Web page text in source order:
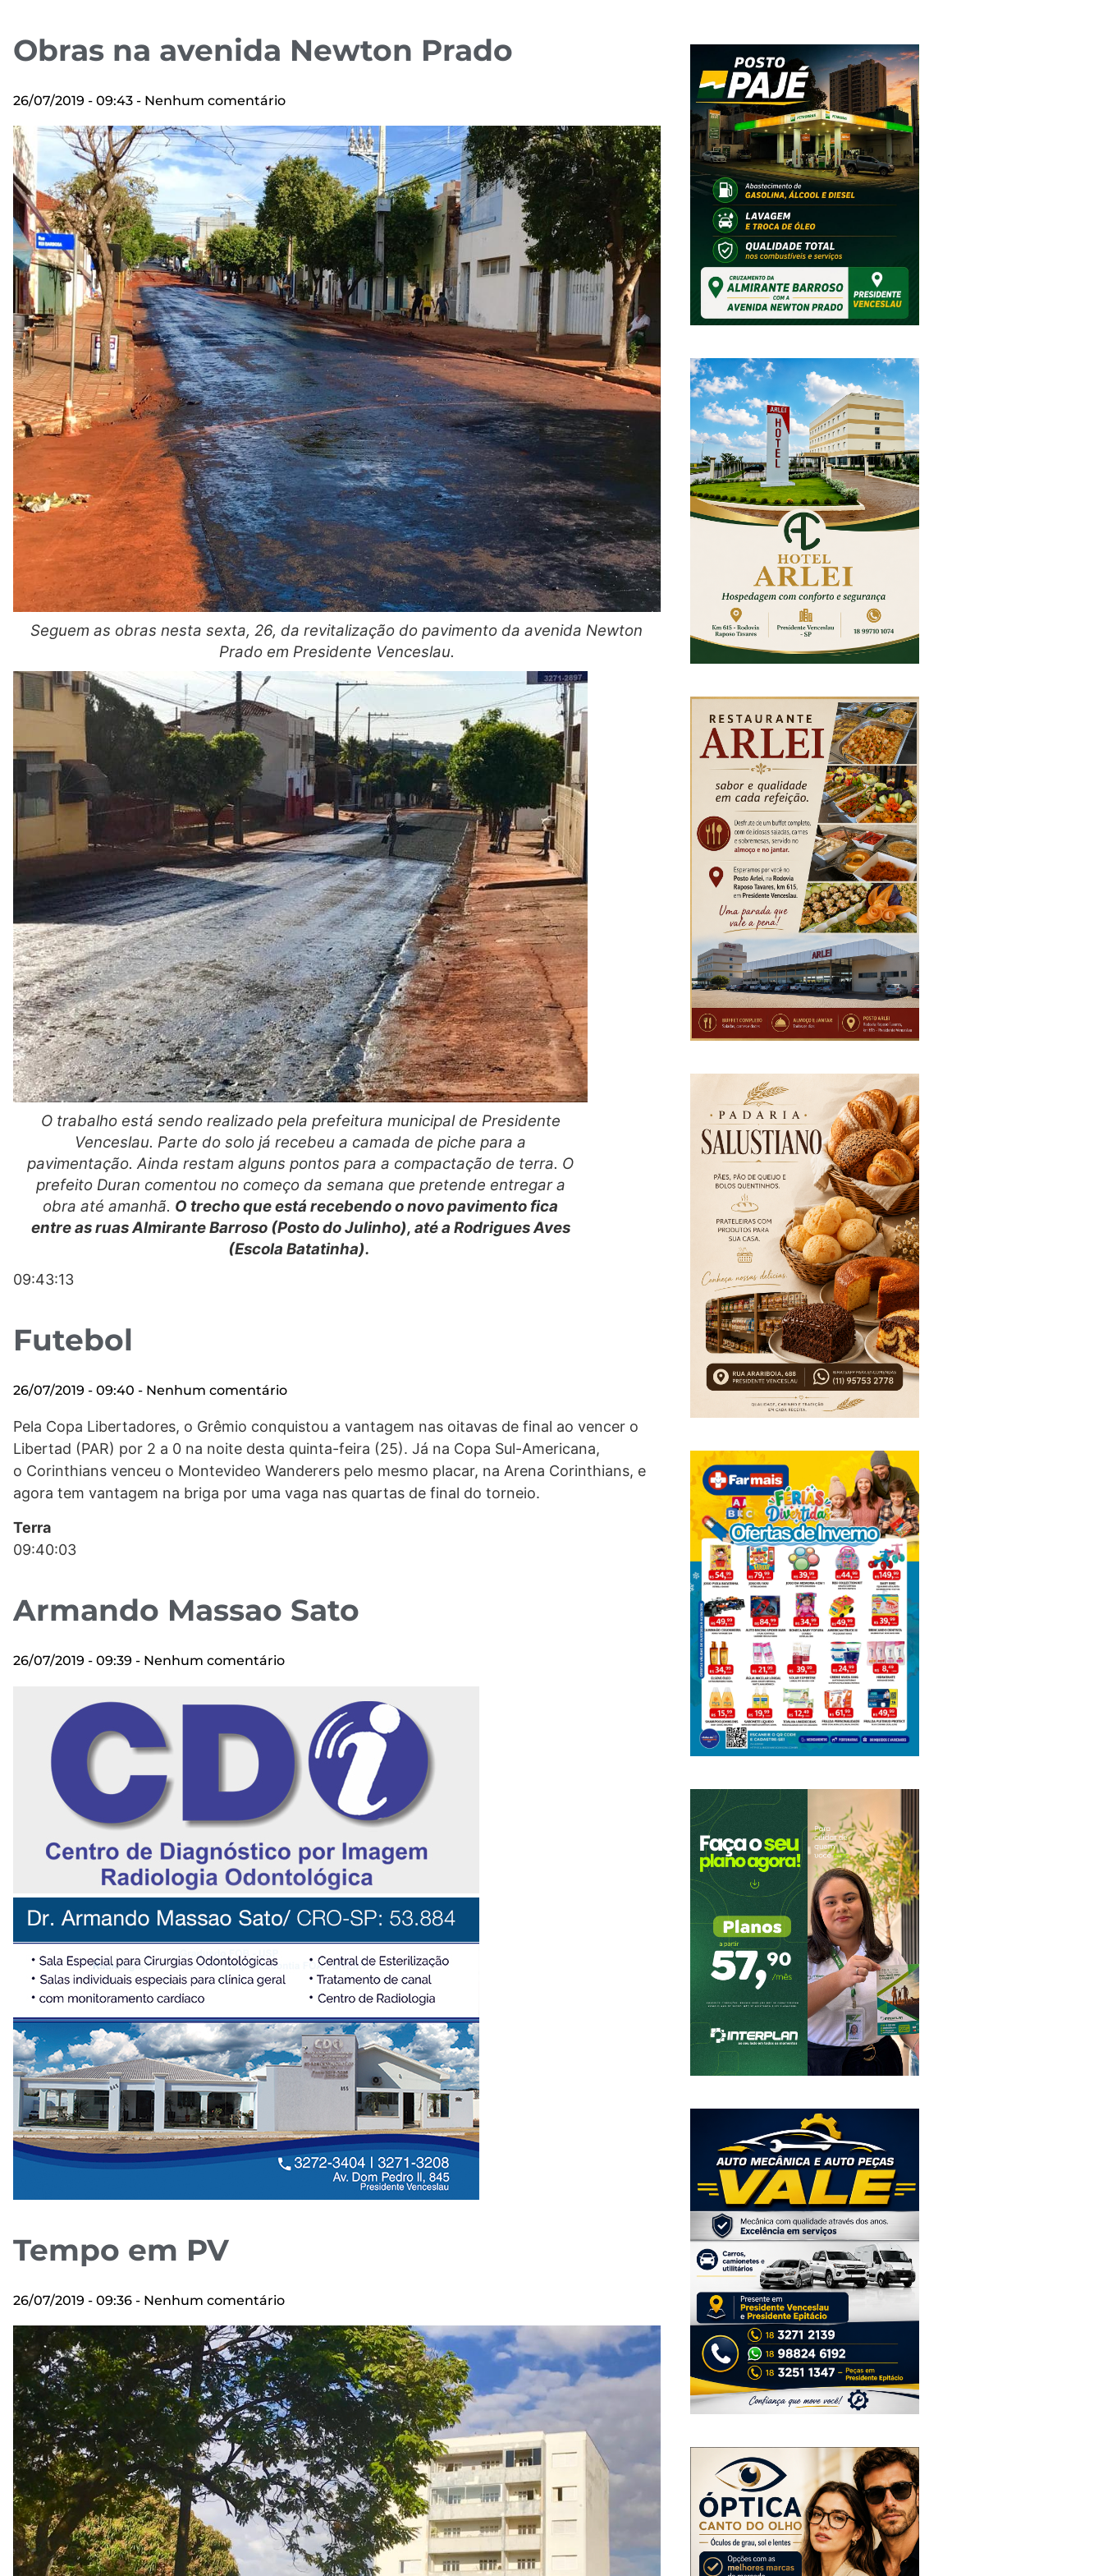
Obras na avenida Newton Prado
26/07/2019 09:43 Nenhum comentário
Seguem as obras nesta sexta, 26, da revitalização do pavimento da avenida Newton
Prado em Presidente Venceslau.
O trabalho está sendo realizado pela prefeitura municipal de Presidente
Venceslau. Parte do solo já recebeu a camada de piche para a
pavimentação. Ainda restam alguns pontos para a compactação de terra. O
prefeito Duran comentou no começo da semana que pretende entregar a
obra até amanhã. O trecho que está recebendo o novo pavimento fica
entre as ruas Almirante Barroso (Posto do Julinho), até a Rodrigues Aves
(Escola Batatinha).
09:43:13
Futebol
26/07/2019 09:40 Nenhum comentário
Pela Copa Libertadores, o Grêmio conquistou a vantagem nas oitavas de final ao vencer o
Libertad (PAR) por 2 a 0 na noite desta quinta-feira (25). Já na Copa Sul-Americana,
o Corinthians venceu o Montevideo Wanderers pelo mesmo placar, na Arena Corinthians, e
agora tem vantagem na briga por uma vaga nas quartas de final do torneio.
Terra
09:40:03
Armando Massao Sato
26/07/2019 09:39 Nenhum comentário
Tempo em PV
26/07/2019 09:36 Nenhum comentário